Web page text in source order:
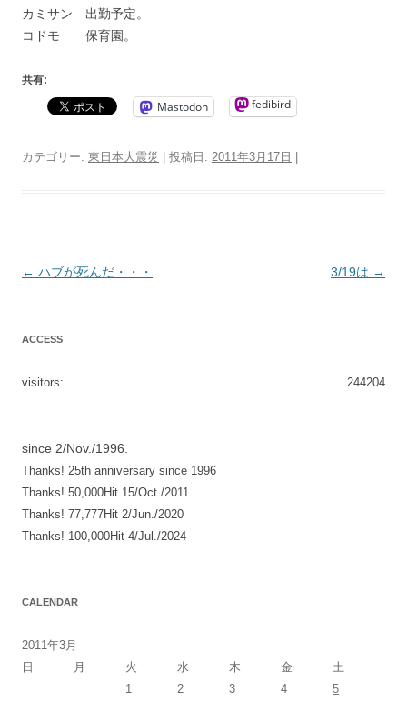
カミサン 出勤予定。
コドモ 保育園。
共有:
Mastodon fedibird
カテゴリー: 東日本大震災 | 投稿日: 2011年3月17日 |
投
ョ
ン
← ハブが死んだ・・・ 3/19は →
ACCESS
244204
visitors:
since 2/Nov./1996.
Thanks! 25th anniversary since 1996
Thanks! 50,000Hit 15/Oct./2011
Thanks! 77,777Hit 2/Jun./2020
Thanks! 100,000Hit 4/Jul./2024
CALENDAR
2011年3月
日
月 火 水 木 金
土
1
2 3 4
5